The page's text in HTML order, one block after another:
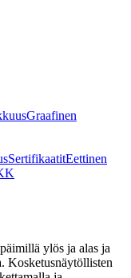
Graafinen
SertifikaatitEettinen
ylös ja alas ja
Kosketusnäytöllisten